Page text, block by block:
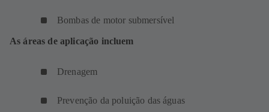
Bombas de motor submersível
As áreas de aplicação incluem
Drenagem
Prevenção da poluição das águas